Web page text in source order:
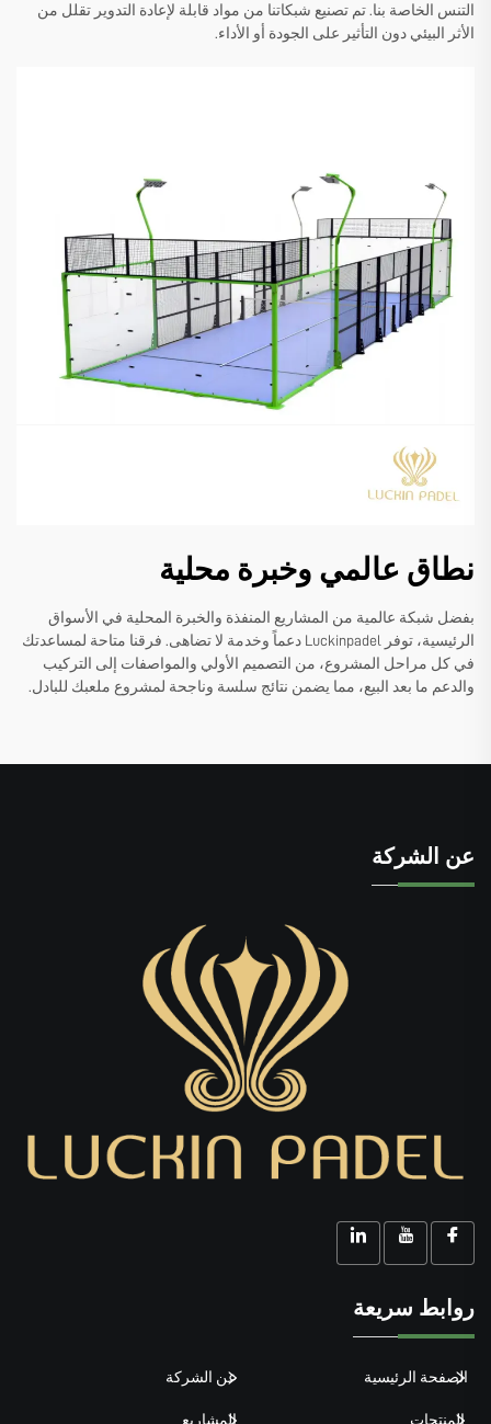
التنس الخاصة بنا. تم تصنيع شبكاتنا من مواد قابلة لإعادة التدوير تقلل من
الأثر البيئي دون التأثير على الجودة أو الأداء.
نطاق عالمي وخبرة محلية
بفضل شبكة عالمية من المشاريع المنفذة والخبرة المحلية في الأسواق
الرئيسية، توفر Luckinpadel دعماً وخدمة لا تضاهى. فرقنا متاحة لمساعدتك
في كل مراحل المشروع، من التصميم الأولي والمواصفات إلى التركيب
والدعم ما بعد البيع، مما يضمن نتائج سلسة وناجحة لمشروع ملعبك للبادل.
عن الشركة
روابط سريعة
الصفحة الرئيسية عن الشركة
المنتجات المشاريع